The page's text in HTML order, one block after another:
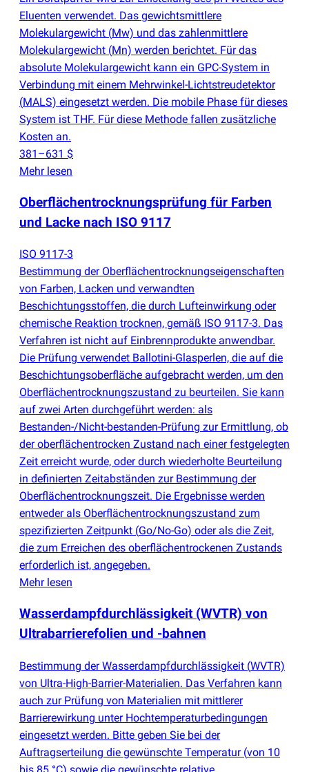
Eluenten verwendet. Das gewichtsmittlere
Molekulargewicht (Mw) und das zahlenmittlere
Molekulargewicht (Mn) werden berichtet. Für das
absolute Molekulargewicht kann ein GPC-System in
Verbindung mit einem Mehrwinkel-Lichtstreudetektor
(MALS) eingesetzt werden. Die mobile Phase für dieses
System ist THF. Für diese Methode fallen zusätzliche
Kosten an.
381–631 $
Mehr lesen
Oberflächentrocknungsprüfung für Farben
und Lacke nach ISO 9117
ISO 9117-3
Bestimmung der Oberflächentrocknungseigenschaften
von Farben, Lacken und verwandten
Beschichtungsstoffen, die durch Lufteinwirkung oder
chemische Reaktion trocknen, gemäß ISO 9117-3. Das
Verfahren ist nicht auf Einbrennprodukte anwendbar.
Die Prüfung verwendet Ballotini-Glasperlen, die auf die
Beschichtungsoberfläche aufgebracht werden, um den
Oberflächentrocknungszustand zu beurteilen. Sie kann
auf zwei Arten durchgeführt werden: als
Bestanden-/Nicht-bestanden-Prüfung zur Ermittlung, ob
der oberflächentrocken Zustand nach einer festgelegten
Zeit erreicht wurde, oder durch wiederholte Beurteilung
in definierten Zeitabständen zur Bestimmung der
Oberflächentrocknungszeit. Die Ergebnisse werden
entweder als Oberflächentrocknungszustand zum
spezifizierten Zeitpunkt (Go/No-Go) oder als die Zeit,
die zum Erreichen des oberflächentrockenen Zustands
erforderlich ist, angegeben.
Mehr lesen
Wasserdampfdurchlässigkeit (WVTR) von
Ultrabarrierefolien und -bahnen
Bestimmung der Wasserdampfdurchlässigkeit (WVTR)
von Ultra-High-Barrier-Materialien. Das Verfahren kann
auch zur Prüfung von Materialien mit mittlerer
Barrierewirkung unter Hochtemperaturbedingungen
eingesetzt werden. Bitte geben Sie bei der
Auftragserteilung die gewünschte Temperatur (von 10